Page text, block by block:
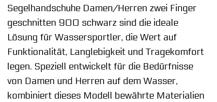
Segelhandschuhe Damen/Herren zwei Finger
geschnitten 900 schwarz sind die ideale
Lösung für Wassersportler, die Wert auf
Funktionalität, Langlebigkeit und Tragekomfort
legen. Speziell entwickelt für die Bedürfnisse
von Damen und Herren auf dem Wasser,
kombiniert dieses Modell bewährte Materialien